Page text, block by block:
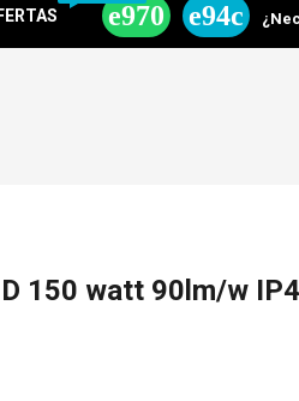
150 watt 90lm/w